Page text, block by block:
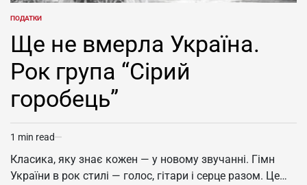
POSTED
ПОДАТКИ
Ще не вмерла Україна.
Рок група “Сірий
горобець”
Estimated
read
time
1 min read
Класика, яку знає кожен — у новому звучанні. Гімн
України в рок стилі — голос, гітари і серце разом. Це…